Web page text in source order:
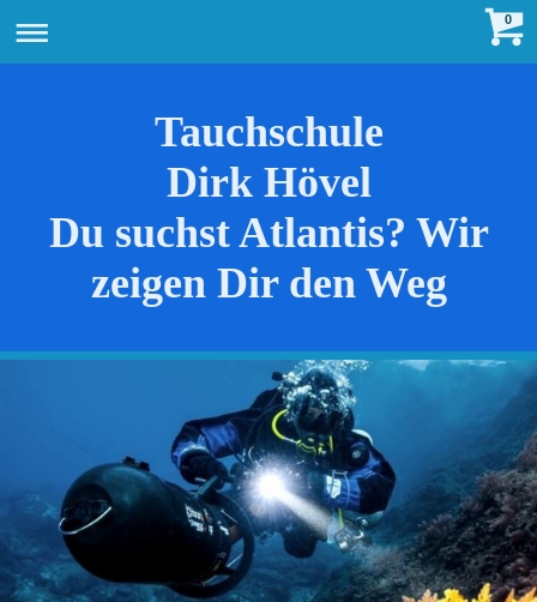
0
Tauchschule
Dirk Hövel
Du suchst Atlantis? Wir
zeigen Dir den Weg